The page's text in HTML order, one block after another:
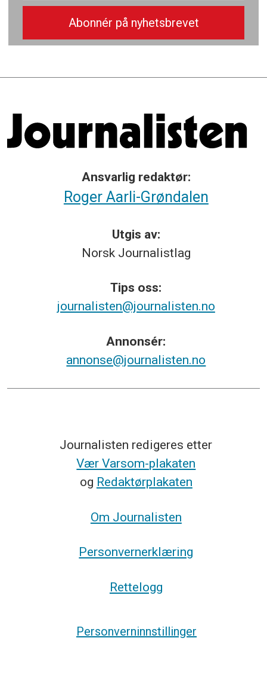
Ansvarlig redaktør:
Roger Aarli-Grøndalen
Utgis av:
Norsk Journalistlag
Tips oss:
journalisten@journalisten.no
Annonsér:
annonse@journalisten.no
Journalisten redigeres etter
Vær Varsom-plakaten
og Redaktørplakaten
Om Journalisten
Personvernerklæring
Rettelogg
Personverninnstillinger